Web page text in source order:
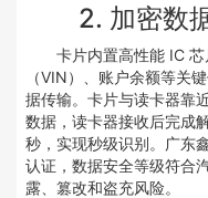
2. 加密数
卡片内置高性能 IC
（VIN）、账户余额等关
据传输。卡片与读卡器靠
数据，读卡器接收后完成
秒，实现秒级识别。广东
认证，数据安全等级符合
露、篡改和盗充风险。